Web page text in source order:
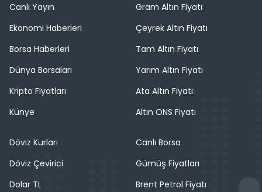
Canlı Yayın
Ekonomi Haberleri
Borsa Haberleri
Dünya Borsaları
Kripto Fiyatları
Künye
Gram Altın Fiyatı
Çeyrek Altın Fiyatı
Tam Altın Fiyatı
Yarım Altın Fiyatı
Ata Altın Fiyatı
Altın ONS Fiyatı
Döviz Kurları
Döviz Çevirici
Dolar TL
Canlı Borsa
Gümüş Fiyatları
Brent Petrol Fiyatı